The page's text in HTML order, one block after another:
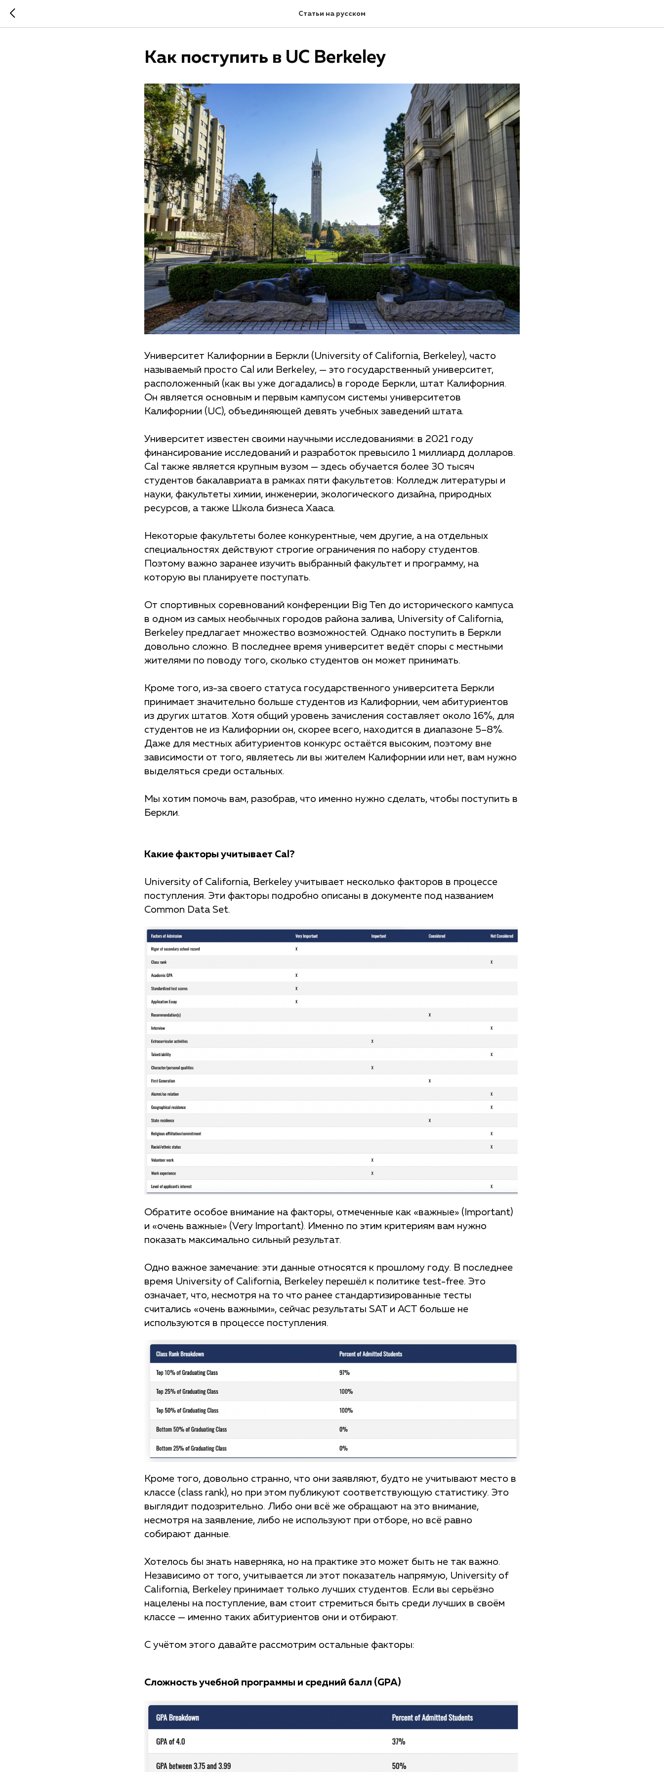
Статьи на русском
Как поступить в UC Berkeley
Университет Калифорнии в Беркли (University of California, Berkeley), часто
называемый просто Cal или Berkeley, — это государственный университет,
расположенный (как вы уже догадались) в городе Беркли, штат Калифорния.
Он является основным и первым кампусом системы университетов
Калифорнии (UC), объединяющей девять учебных заведений штата.
Университет известен своими научными исследованиями: в 2021 году
финансирование исследований и разработок превысило 1 миллиард долларов.
Cal также является крупным вузом — здесь обучается более 30 тысяч
студентов бакалавриата в рамках пяти факультетов: Колледж литературы и
науки, факультеты химии, инженерии, экологического дизайна, природных
ресурсов, а также Школа бизнеса Хааса.
Некоторые факультеты более конкурентные, чем другие, а на отдельных
специальностях действуют строгие ограничения по набору студентов.
Поэтому важно заранее изучить выбранный факультет и программу, на
которую вы планируете поступать.
От спортивных соревнований конференции Big Ten до исторического кампуса
в одном из самых необычных городов района залива, University of California,
Berkeley предлагает множество возможностей. Однако поступить в Беркли
довольно сложно. В последнее время университет ведёт споры с местными
жителями по поводу того, сколько студентов он может принимать.
Кроме того, из-за своего статуса государственного университета Беркли
принимает значительно больше студентов из Калифорнии, чем абитуриентов
из других штатов. Хотя общий уровень зачисления составляет около 16%, для
студентов не из Калифорнии он, скорее всего, находится в диапазоне 5–8%.
Даже для местных абитуриентов конкурс остаётся высоким, поэтому вне
зависимости от того, являетесь ли вы жителем Калифорнии или нет, вам нужно
выделяться среди остальных.
Мы хотим помочь вам, разобрав, что именно нужно сделать, чтобы поступить в
Беркли.
Какие факторы учитывает Cal?
University of California, Berkeley учитывает несколько факторов в процессе
поступления. Эти факторы подробно описаны в документе под названием
Common Data Set.
Обратите особое внимание на факторы, отмеченные как «важные» (Important)
и «очень важные» (Very Important). Именно по этим критериям вам нужно
показать максимально сильный результат.
Одно важное замечание: эти данные относятся к прошлому году. В последнее
время University of California, Berkeley перешёл к политике test-free. Это
означает, что, несмотря на то что ранее стандартизированные тесты
считались «очень важными», сейчас результаты SAT и ACT больше не
используются в процессе поступления.
Кроме того, довольно странно, что они заявляют, будто не учитывают место в
классе (class rank), но при этом публикуют соответствующую статистику. Это
выглядит подозрительно. Либо они всё же обращают на это внимание,
несмотря на заявление, либо не используют при отборе, но всё равно
собирают данные.
Хотелось бы знать наверняка, но на практике это может быть не так важно.
Независимо от того, учитывается ли этот показатель напрямую, University of
California, Berkeley принимает только лучших студентов. Если вы серьёзно
нацелены на поступление, вам стоит стремиться быть среди лучших в своём
классе — именно таких абитуриентов они и отбирают.
С учётом этого давайте рассмотрим остальные факторы:
Сложность учебной программы и средний балл (GPA)